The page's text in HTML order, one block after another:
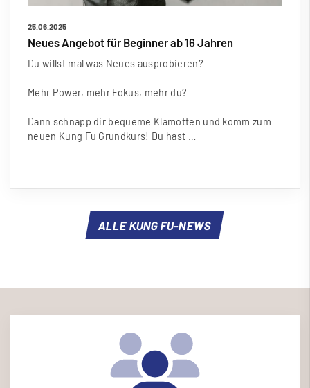
25.06.2025
Neues Angebot für Beginner ab 16 Jahren
Du willst mal was Neues ausprobieren?
Mehr Power, mehr Fokus, mehr du?
Dann schnapp dir bequeme Klamotten und komm zum
neuen Kung Fu Grundkurs! Du hast …
ALLE KUNG FU-NEWS